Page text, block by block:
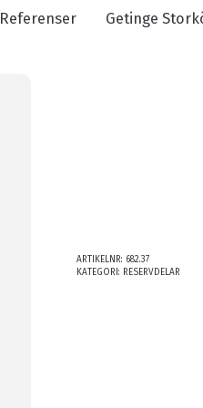
Referenser Getinge
ARTIKELNR: 682.37
KATEGORI: RESERVDELAR